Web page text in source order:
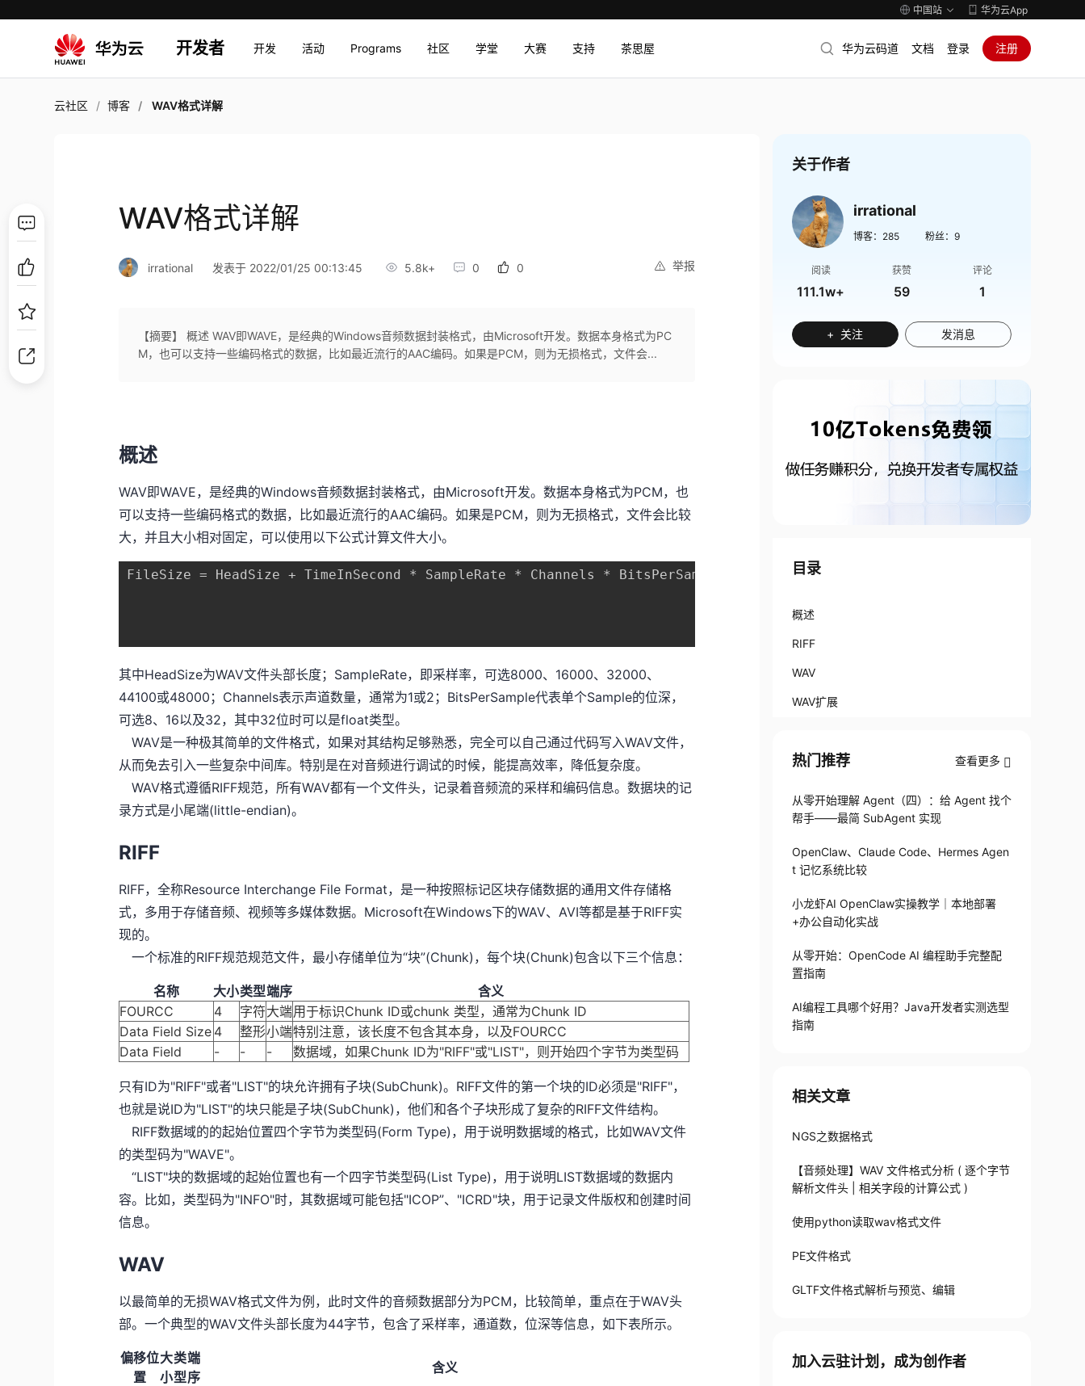
中国站 华为云App
开发者 开发 活动 Programs 社区 学堂 大赛 支持 茶思屋 华为云码道 文档 登录 注册
云社区 博客 WAV格式详解
WAV格式详解
举报
irrational 发表于 2022/01/25 00:13:45 5.8k+ 0 0
【摘要】 概述 WAV即WAVE，是经典的Windows音频数据封装格式，由Microsoft开发。数据本身格式为PC
M，也可以支持一些编码格式的数据，比如最近流行的AAC编码。如果是PCM，则为无损格式，文件会...
概述
WAV即WAVE，是经典的Windows音频数据封装格式，由Microsoft开发。数据本身格式为PCM，也
可以支持一些编码格式的数据，比如最近流行的AAC编码。如果是PCM，则为无损格式，文件会比较
大，并且大小相对固定，可以使用以下公式计算文件大小。
FileSize = HeadSize + TimeInSecond * SampleRate * Channels * BitsPerSample / 8
其中HeadSize为WAV文件头部长度；SampleRate，即采样率，可选8000、16000、32000、
44100或48000；Channels表示声道数量，通常为1或2；BitsPerSample代表单个Sample的位深，
可选8、16以及32，其中32位时可以是float类型。
WAV是一种极其简单的文件格式，如果对其结构足够熟悉，完全可以自己通过代码写入WAV文件，
从而免去引入一些复杂中间库。特别是在对音频进行调试的时候，能提高效率，降低复杂度。
WAV格式遵循RIFF规范，所有WAV都有一个文件头，记录着音频流的采样和编码信息。数据块的记
录方式是小尾端(little-endian)。
RIFF
RIFF，全称Resource Interchange File Format，是一种按照标记区块存储数据的通用文件存储格
式，多用于存储音频、视频等多媒体数据。Microsoft在Windows下的WAV、AVI等都是基于RIFF实
现的。
一个标准的RIFF规范规范文件，最小存储单位为“块”(Chunk)，每个块(Chunk)包含以下三个信息：
名称 大小类型端序
含义
FOURCC
4 字符大端用于标识Chunk ID或chunk 类型，通常为Chunk ID
Data Field Size 4 整形小端特别注意，该长度不包含其本身，以及FOURCC
Data Field
- - - 数据域，如果Chunk ID为"RIFF"或"LIST"，则开始四个字节为类型码
只有ID为"RIFF"或者"LIST"的块允许拥有子块(SubChunk)。RIFF文件的第一个块的ID必须是"RIFF"，
也就是说ID为"LIST"的块只能是子块(SubChunk)，他们和各个子块形成了复杂的RIFF文件结构。
RIFF数据域的的起始位置四个字节为类型码(Form Type)，用于说明数据域的格式，比如WAV文件
的类型码为"WAVE"。
“LIST"块的数据域的起始位置也有一个四字节类型码(List Type)，用于说明LIST数据域的数据内
容。比如，类型码为"INFO"时，其数据域可能包括"ICOP”、"ICRD"块，用于记录文件版权和创建时间
信息。
WAV
以最简单的无损WAV格式文件为例，此时文件的音频数据部分为PCM，比较简单，重点在于WAV头
部。一个典型的WAV文件头部长度为44字节，包含了采样率，通道数，位深等信息，如下表所示。
偏移位
置
大
小
类
型
端
序
含义
关于作者
irrational
博客： 285 粉丝： 9
阅读
111.1w+
获赞
59
评论
1
+ 关注 发消息
目录
概述
RIFF
WAV
WAV扩展
热门推荐 查看更多
从零开始理解 Agent（四）：给 Agent 找个
帮手——最简 SubAgent 实现
OpenClaw、Claude Code、Hermes Agen
t 记忆系统比较
小龙虾AI OpenClaw实操教学｜本地部署
+办公自动化实战
从零开始：OpenCode AI 编程助手完整配
置指南
AI编程工具哪个好用？Java开发者实测选型
指南
相关文章
NGS之数据格式
【音频处理】WAV 文件格式分析 ( 逐个字节
解析文件头 | 相关字段的计算公式 )
使用python读取wav格式文件
PE文件格式
GLTF文件格式解析与预览、编辑
加入云驻计划，成为创作者